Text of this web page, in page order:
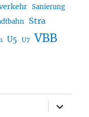
Sanierung
Stra
U5 U7 VBB
öffnen